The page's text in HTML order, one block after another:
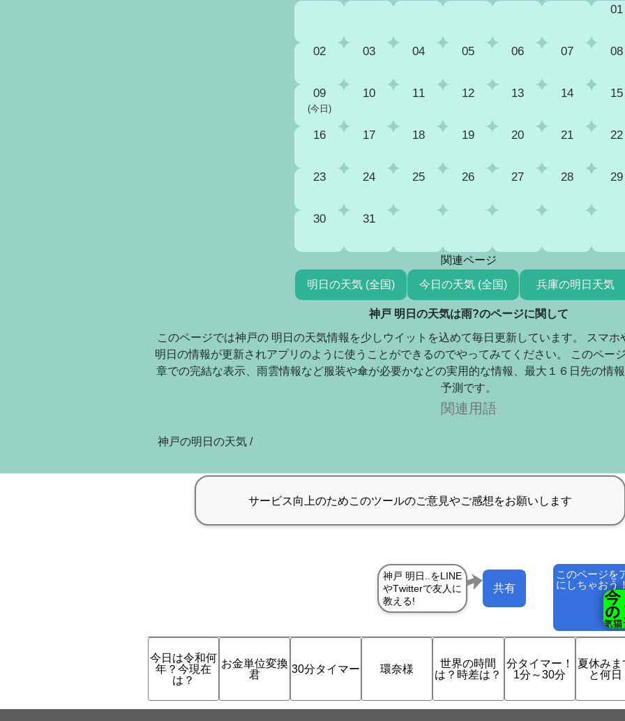
01
02 03 04 05 06 07 08
09
(今日)
10 11 12 13 14 15
16 17 18 19 20 21 22
23 24 25 26 27 28 29
30 31
関連ページ
明日の天気 (全国) 今日の天気 (全国) 兵庫の明日天気
神戸 明日の天気は雨?のページに関して
このページでは神戸の 明日の天気情報を少しウイットを込めて毎日更新しています。 スマ
明日の情報が更新されアプリのように使うことができるのでやってみてください。 このペー
章での完結な表示、雨雲情報など服装や傘が必要かなどの実用的な情報、最大１６日先の情
予測です。
関連用語
神戸の明日の天気 /
このページを
にしちゃおう
共有
今日は令和何
年？今現在
は？
お金単位変換
君
30分タイマー 環奈様
世界の時間
は？時差は？
分タイマー！
1分～30分
夏休みま
と何日